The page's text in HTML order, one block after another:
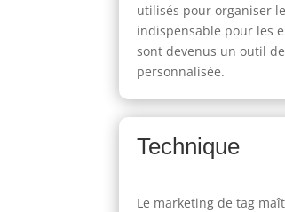
utilisés pour organiser
indispensable pour les
sont devenus un outil
personnalisée.
Technique
Le marketing de tag